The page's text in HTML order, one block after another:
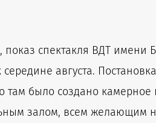
спектакля ВДТ имени
августа.
было создано
залом, всем желающим